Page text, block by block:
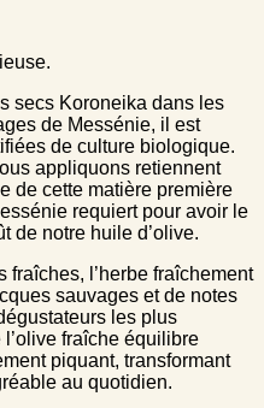
secs Koroneika dans les
de Messénie, il est
de culture biologique.
appliquons retiennent
de cette matière première
requiert pour avoir le
de notre huile d’olive.
fraîches, l’herbe fraîchement
sauvages et de notes
les plus
fraîche équilibre
piquant, transformant
au quotidien.